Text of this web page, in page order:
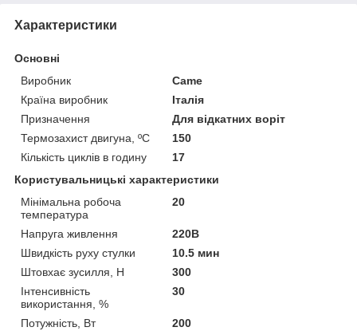
Характеристики
Основні
Виробник
Came
Країна виробник
Італія
Призначення
Для відкатних воріт
Термозахист двигуна, ºС
150
Кількість циклів в годину
17
Користувальницькі характеристики
Мінімальна робоча
температура
20
Напруга живлення
220В
Швидкість руху стулки
10.5 мин
Штовхає зусилля, Н
300
Інтенсивність
використання, %
30
Потужність, Вт 200